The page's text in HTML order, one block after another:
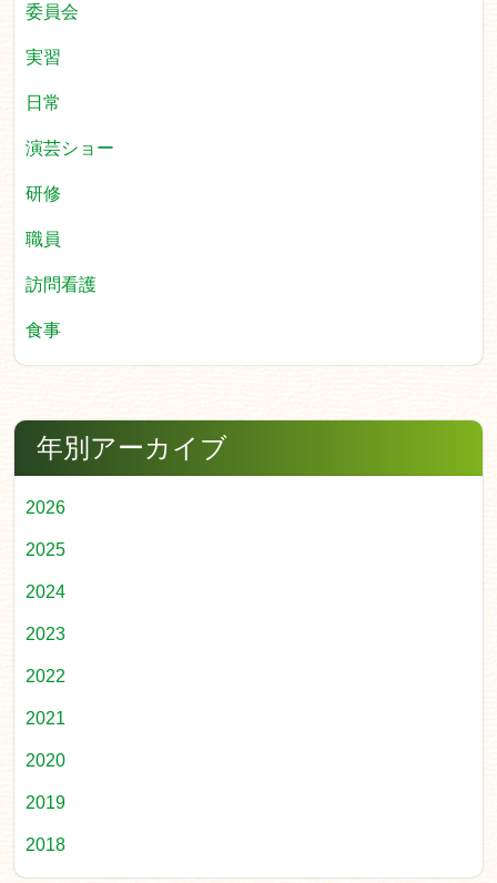
委員会
実習
日常
演芸ショー
研修
職員
訪問看護
食事
年別アーカイブ
2026
2025
2024
2023
2022
2021
2020
2019
2018